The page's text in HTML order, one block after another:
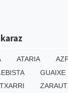
ATARIA
GUAIXE